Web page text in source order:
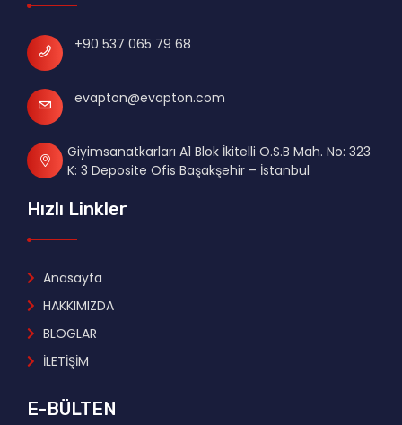
+90 537 065 79 68
evapton@evapton.com
Giyimsanatkarları A1 Blok İkitelli O.S.B Mah. No: 323
K: 3 Deposite Ofis Başakşehir – İstanbul
Hızlı Linkler
Anasayfa
HAKKIMIZDA
BLOGLAR
İLETİŞİM
E-BÜLTEN